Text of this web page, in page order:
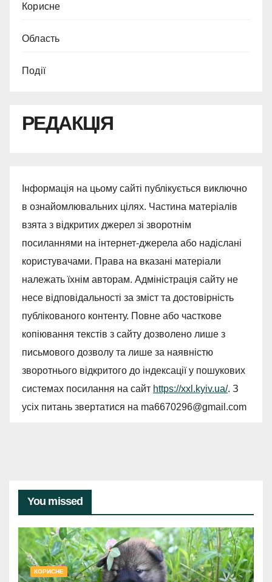
Корисне
Область
Події
РЕДАКЦІЯ
Інформація на цьому сайті публікується виключно
в ознайомлювальних цілях. Частина матеріалів
взята з відкритих джерел зі зворотнім
посиланнями на інтернет-джерела або надіслані
користувачами. Права на вказані матеріали
належать їхнім авторам. Адміністрація сайту не
несе відповідальності за зміст та достовірність
публікованого контенту. Повне або часткове
копіювання текстів з сайту дозволено лише з
письмового дозволу та лише за наявністю
зворотнього відкритого до індексації у пошукових
системах посилання на сайт https://xxl.kyiv.ua/. З
усіх питань звертатися на ma6670296@gmail.com
You missed
КОРИСНЕ